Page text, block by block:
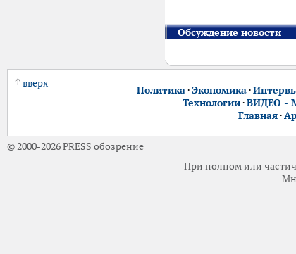
Обсуждение новости
вверх
Политика·Экономика·
Технологии·ВИДЕО -
Главная·
© 2000-2026 PRESS обозрение
При полном или